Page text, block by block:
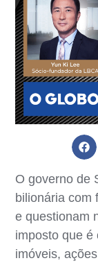
O governo de
bilionária com
e questionam
imposto que é
imóveis,